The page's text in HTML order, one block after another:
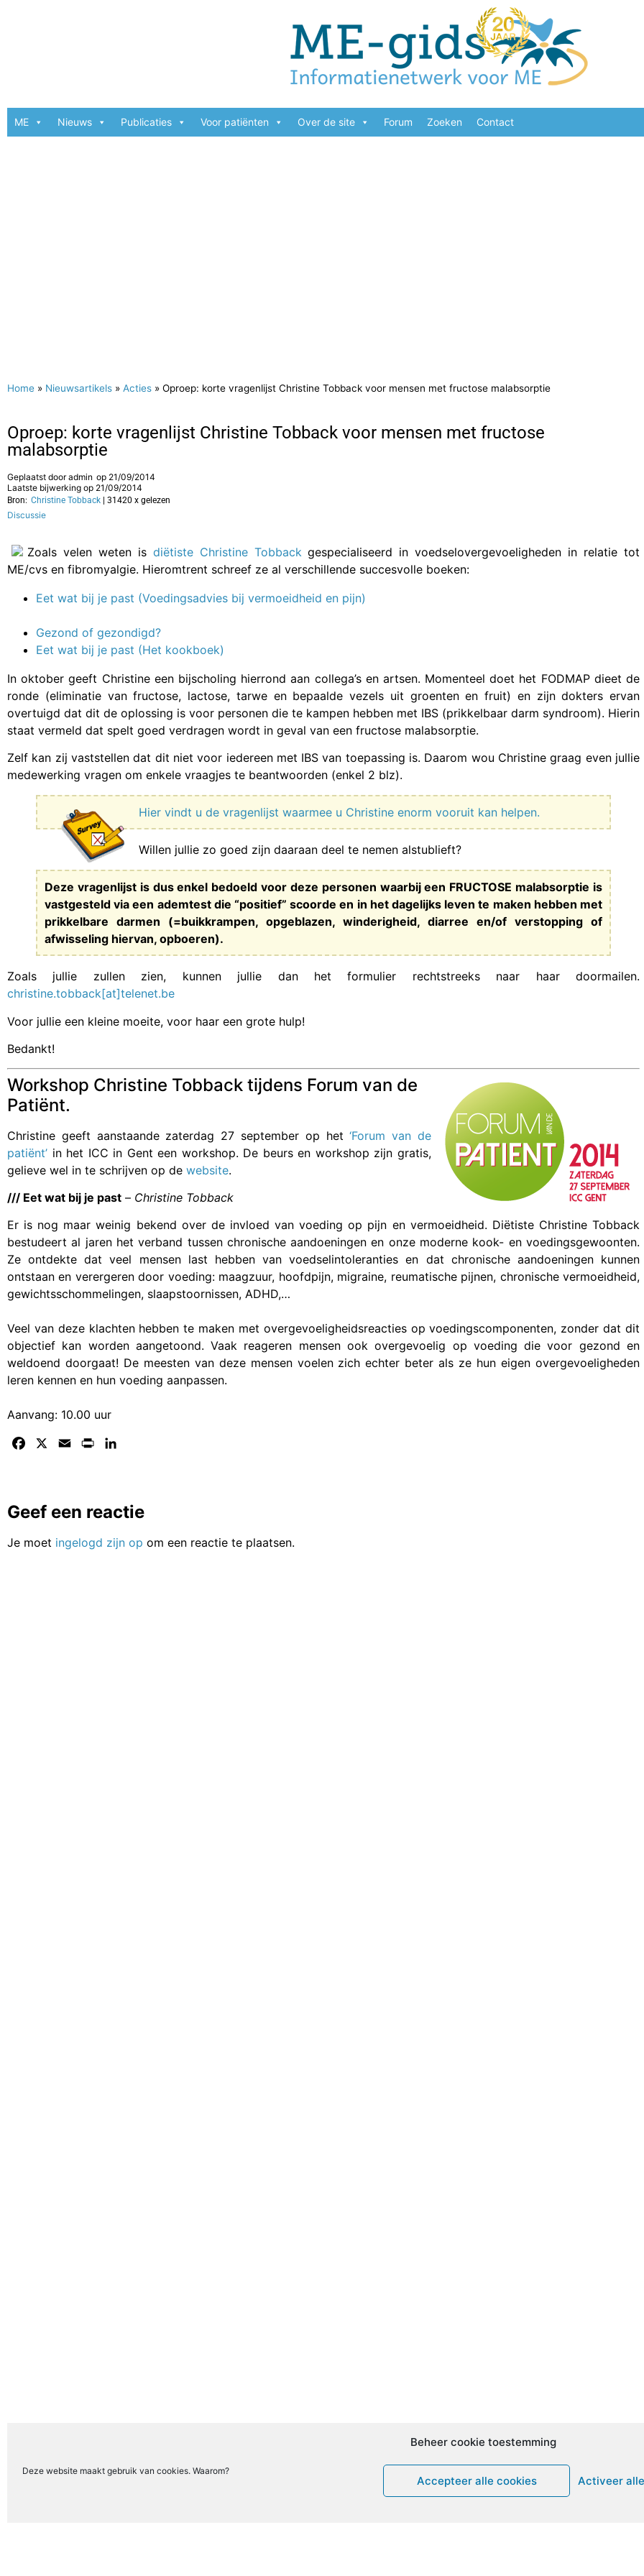
Beheer cookie toestemming
Deze website maakt gebruik van cookies. Waarom?
Accepteer alle cookies Activeer
ME Nieuws Publicaties Voor patiënten Over de site Forum Zoeken Contact
Home » Nieuwsartikels » Acties » Oproep: korte vragenlijst Christine Tobback voor mensen met fructose malabsorptie
Oproep: korte vragenlijst Christine Tobback voor mensen met fructose
malabsorptie
Geplaatst dooradmin op 21/09/2014
Laatste bijwerking op 21/09/2014
Bron: Christine Tobback | 31420 x gelezen
Discussie
Zoals velen weten is diëtiste Christine Tobbackgespecialiseerd in voedselovergevoeligheden in relatie tot
ME/cvs en fibromyalgie. Hieromtrent schreef ze al verschillende succesvolle boeken:
Eet wat bij je past (Voedingsadvies bij vermoeidheid en pijn)
Gezond of gezondigd?
Eet wat bij je past (Het kookboek)
In oktober geeft Christine een bijscholing hierrond aan collega’s en artsen. Momenteel doet het FODMAP dieet de
ronde (eliminatie van fructose, lactose, tarwe en bepaalde vezels uit groenten en fruit) en zijn dokters ervan
overtuigd dat dit de oplossing is voor personen die te kampen hebben met IBS (prikkelbaar darm syndroom). Hierin
staat vermeld dat spelt goed verdragen wordt in geval van een fructose malabsorptie.
Zelf kan zij vaststellen dat dit niet voor iedereen met IBS van toepassing is. Daarom wou Christine graag even jullie
medewerking vragen om enkele vraagjes te beantwoorden (enkel 2 blz).
Hier vindt u de vragenlijst waarmee u Christine enorm vooruit kan helpen.
Willen jullie zo goed zijn daaraan deel te nemen alstublieft?
Deze vragenlijst is dus enkel bedoeld voor deze personen waarbij een FRUCTOSE malabsorptie is
vastgesteld via een ademtest die “positief” scoorde en in het dagelijks leven te maken hebben met
prikkelbare darmen (=buikkrampen, opgeblazen, winderigheid, diarree en/of verstopping of
afwisseling hiervan, opboeren).
Zoals jullie zullen zien, kunnen jullie dan het formulier rechtstreeks naar haar doormailen.
christine.tobback[at]telenet.be
Voor jullie een kleine moeite, voor haar een grote hulp!
Bedankt!
Workshop Christine Tobback tijdens Forum van de
Patiënt.
Christine geeft aanstaande zaterdag 27 september op het‘Forum van de
patiënt’ in het ICC in Gent een workshop. De beurs en workshop zijn gratis,
gelieve wel in te schrijven op de website.
/// Eet wat bij je past – Christine Tobback
Er is nog maar weinig bekend over de invloed van voeding op pijn en vermoeidheid. Diëtiste Christine Tobback
bestudeert al jaren het verband tussen chronische aandoeningen en onze moderne kook- en voedingsgewoonten.
Ze ontdekte dat veel mensen last hebben van voedselintoleranties en dat chronische aandoeningen kunnen
ontstaan en verergeren door voeding: maagzuur, hoofdpijn, migraine, reumatische pijnen, chronische vermoeidheid,
gewichtsschommelingen, slaapstoornissen, ADHD,…
Veel van deze klachten hebben te maken met overgevoeligheidsreacties op voedingscomponenten, zonder dat dit
objectief kan worden aangetoond. Vaak reageren mensen ook overgevoelig op voeding die voor gezond en
weldoend doorgaat! De meesten van deze mensen voelen zich echter beter als ze hun eigen overgevoeligheden
leren kennen en hun voeding aanpassen.
Aanvang: 10.00 uur
Facebook Email Print
Geef een reactie
Je moet ingelogd zijn op om een reactie te plaatsen.